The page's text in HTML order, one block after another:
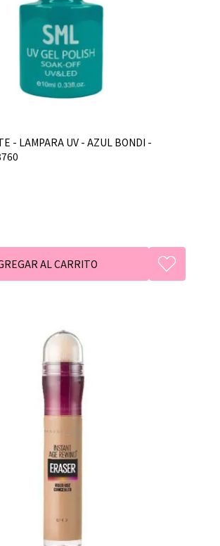
- LAMPARA UV - AZUL BONDI -